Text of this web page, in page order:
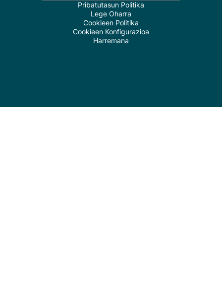
Pribatutasun Politika
Lege Oharra
Cookieen Politika
Cookieen Konfigurazioa
Harremana